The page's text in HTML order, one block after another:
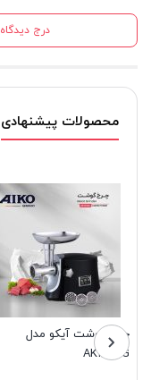
درج دیدگاه
محصولات پیشنهادی
چرخ گوشت آیکو مدل
AK181MG